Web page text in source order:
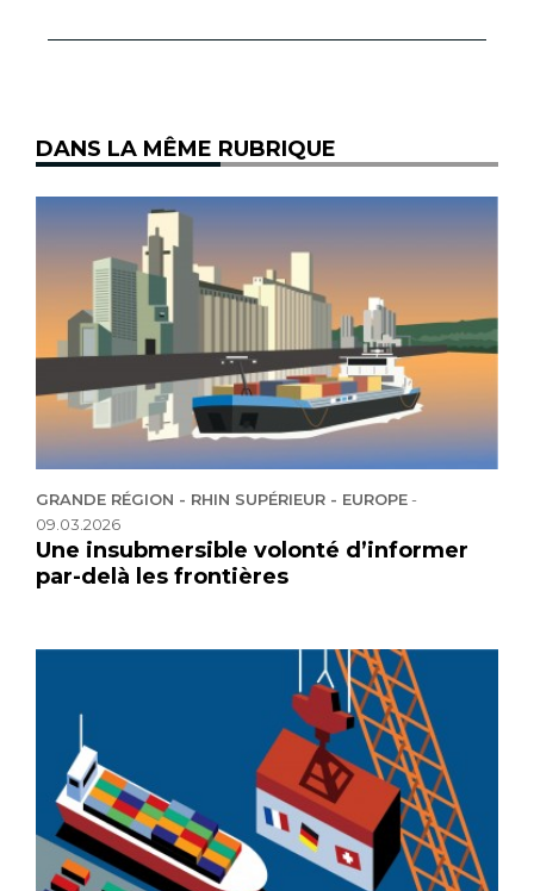
DANS LA MÊME RUBRIQUE
GRANDE RÉGION - RHIN SUPÉRIEUR - EUROPE-
09.03.2026
Une insubmersible volonté d’informer
par-delà les frontières